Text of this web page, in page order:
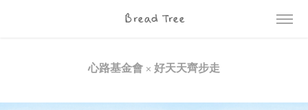
Bread Tree
心路基金會 × 好天天齊步走